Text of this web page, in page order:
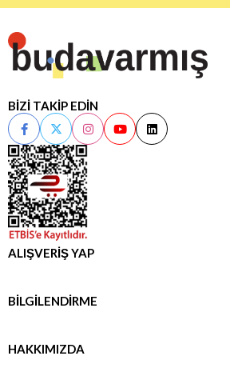
BİZİ TAKİP EDİN
ALIŞVERİŞ YAP
BİLGİLENDİRME
HAKKIMIZDA